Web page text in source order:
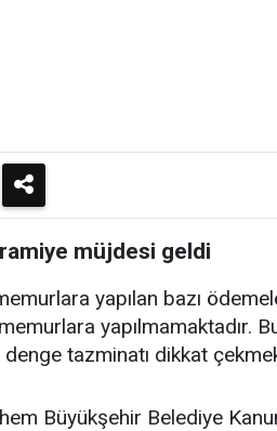
müjdesi geldi
yapılan bazı
yapılmamaktadır.
tazminatı dikkat
Büyükşehir Belediye